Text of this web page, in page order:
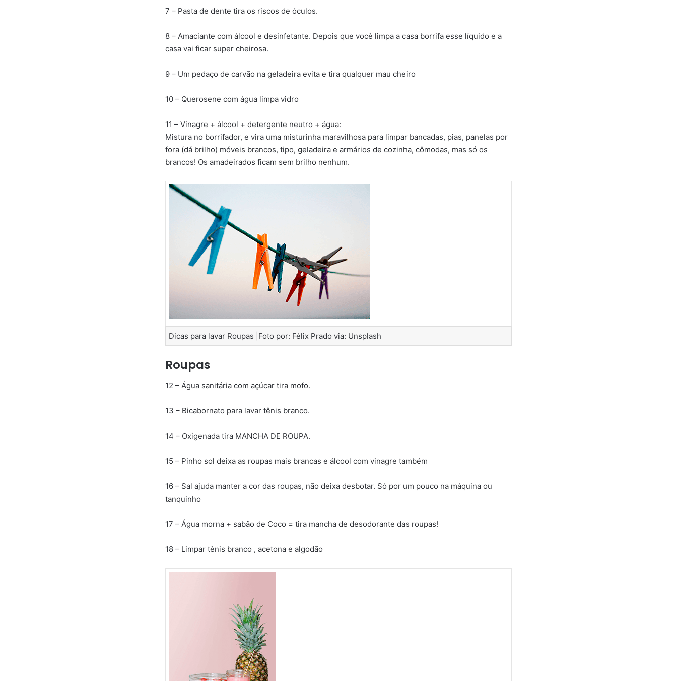
7 – Pasta de dente tira os riscos de óculos.
8 – Amaciante com álcool e desinfetante. Depois que você limpa a casa borrifa esse líquido e a
casa vai ficar super cheirosa.
9 – Um pedaço de carvão na geladeira evita e tira qualquer mau cheiro
10 – Querosene com água limpa vidro
11 – Vinagre + álcool + detergente neutro + água:
Mistura no borrifador, e vira uma misturinha maravilhosa para limpar bancadas, pias, panelas por
fora (dá brilho) móveis brancos, tipo, geladeira e armários de cozinha, cômodas, mas só os
brancos! Os amadeirados ficam sem brilho nenhum.
Dicas para lavar Roupas |Foto por: Félix Prado via: Unsplash
Roupas
12 – Água sanitária com açúcar tira mofo.
13 – Bicabornato para lavar tênis branco.
14 – Oxigenada tira MANCHA DE ROUPA.
15 – Pinho sol deixa as roupas mais brancas e álcool com vinagre também
16 – Sal ajuda manter a cor das roupas, não deixa desbotar. Só por um pouco na máquina ou
tanquinho
17 – Água morna + sabão de Coco = tira mancha de desodorante das roupas!
18 – Limpar tênis branco , acetona e algodão